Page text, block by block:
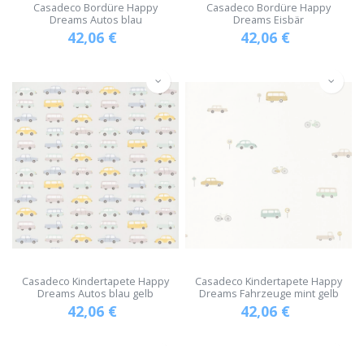
Casadeco Bordüre Happy
Dreams Autos blau
42,06 €
Casadeco Bordüre Happy
Dreams Eisbär
42,06 €
Casadeco Kindertapete Happy
Dreams Autos blau gelb
42,06 €
Casadeco Kindertapete Happy
Dreams Fahrzeuge mint gelb
42,06 €